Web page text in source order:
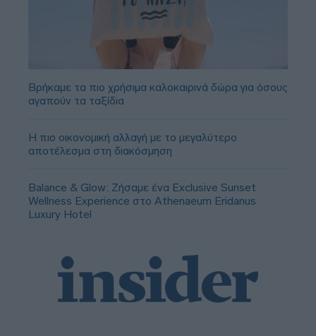
Βρήκαμε τα πιο χρήσιμα καλοκαιρινά δώρα για όσους
αγαπούν τα ταξίδια
Η πιο οικονομική αλλαγή με το μεγαλύτερο
αποτέλεσμα στη διακόσμηση
Balance & Glow: Ζήσαμε ένα Exclusive Sunset
Wellness Experience στο Athenaeum Eridanus
Luxury Hotel